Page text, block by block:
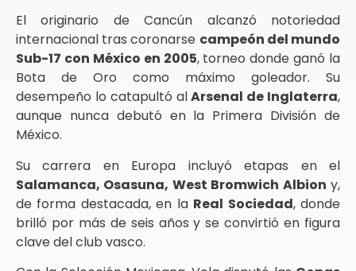
El originario de Cancún alcanzó notoriedad
internacional tras coronarse campeón del mundo
Sub-17 con México en 2005, torneo donde ganó la
Bota de Oro como máximo goleador. Su
desempeño lo catapultó alArsenal de Inglaterra,
aunque nunca debutó en la Primera División de
México.
Su carrera en Europa incluyó etapas en el
Salamanca, Osasuna, West Bromwich Albion y,
de forma destacada, en la Real Sociedad, donde
brilló por más de seis años y se convirtió en figura
clave del club vasco.